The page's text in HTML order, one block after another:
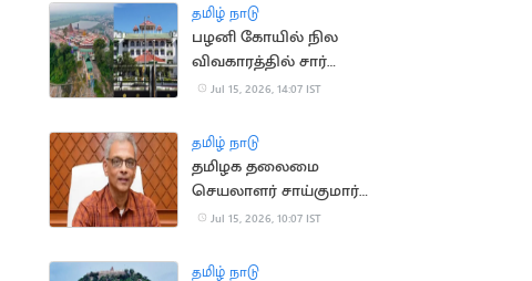
தமிழ் நாடு
பழனி கோயில் நில
விவகாரத்தில் சார்
பதிவாளர் கைதுக்கு
Jul 15, 2026, 14:07 IST
தமிழ் நாடு
தமிழக தலைமை
செயலாளர் சாய்குமார்
பதவிக்காலம் 6
Jul 15, 2026, 10:07 IST
தமிழ் நாடு